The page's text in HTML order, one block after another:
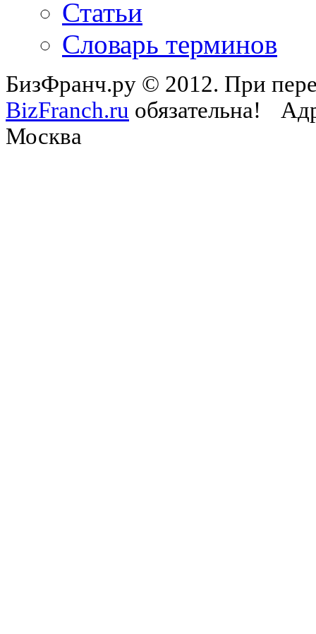
Статьи
Словарь терминов
БизФранч.ру © 2012. При
BizFranch.ru обязательна!
Москва